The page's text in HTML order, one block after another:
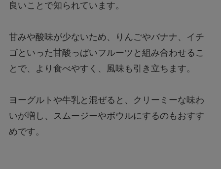
良いことで知られています。
甘みや酸味が少ないため、りんごやバナナ、イチ
ゴといった甘酸っぱいフルーツと組み合わせるこ
とで、より食べやすく、風味も引き立ちます。
ヨーグルトや牛乳と混ぜると、クリーミーな味わ
いが増し、スムージーやボウルにするのもおすす
めです。